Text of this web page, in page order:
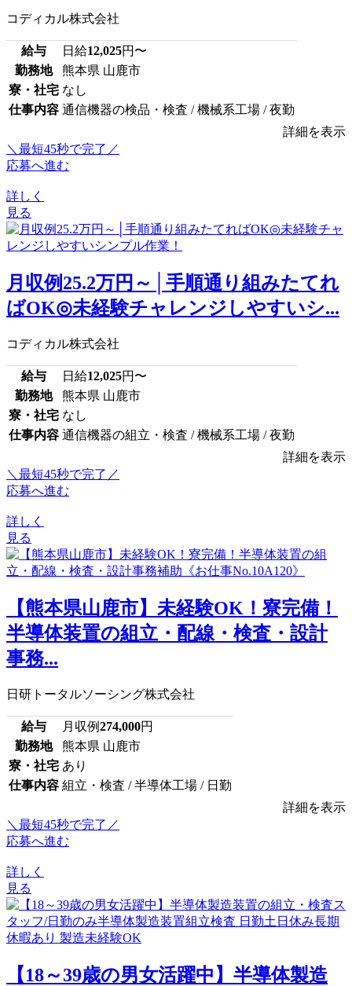
コディカル株式会社
給与 日給12,025円〜
勤務地
熊本県 山鹿市
寮・社宅 なし
仕事内容 通信機器の検品・検査 / 機械系工場 / 夜勤
詳細を表示
＼最短45秒で完了／
応募へ進む
詳しく
見る
月収例25.2万円～│手順通り組みたてれ
ばOK◎未経験チャレンジしやすいシ...
コディカル株式会社
給与 日給12,025円〜
勤務地
熊本県 山鹿市
寮・社宅 なし
仕事内容 通信機器の組立・検査 / 機械系工場 / 夜勤
詳細を表示
＼最短45秒で完了／
応募へ進む
詳しく
見る
【熊本県山鹿市】未経験OK！寮完備！
半導体装置の組立・配線・検査・設計
事務...
日研トータルソーシング株式会社
給与 月収例274,000円
勤務地
熊本県 山鹿市
寮・社宅 あり
仕事内容 組立・検査 / 半導体工場 / 日勤
詳細を表示
＼最短45秒で完了／
応募へ進む
詳しく
見る
【18～39歳の男女活躍中】半導体製造